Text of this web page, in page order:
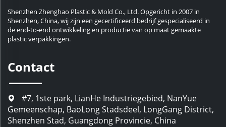
Shenzhen Zhenghao Plastic & Mold Co., Ltd. Opgericht in 2007 in
Shenzhen, China, wij zijn een gecertificeerd bedrijf gespecialiseerd in
de end-to-end ontwikkeling en productie van op maat gemaakte
plastic verpakkingen.
Contact
#7, 1ste park, LianHe Industriegebied, NanYue
Gemeenschap, BaoLong Stadsdeel, LongGang District,
Shenzhen Stad, Guangdong Provincie, China